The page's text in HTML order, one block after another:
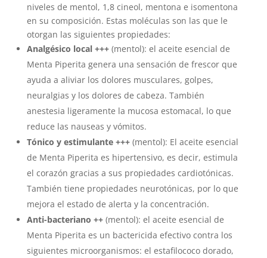
niveles de mentol, 1,8 cineol, mentona e isomentona
en su composición. Estas moléculas son las que le
otorgan las siguientes propiedades:
Analgésico local +++ (mentol): el aceite esencial de
Menta Piperita genera una sensación de frescor que
ayuda a aliviar los dolores musculares, golpes,
neuralgias y los dolores de cabeza. También
anestesia ligeramente la mucosa estomacal, lo que
reduce las nauseas y vómitos.
Tónico y estimulante +++ (mentol): El aceite esencial
de Menta Piperita es hipertensivo, es decir, estimula
el corazón gracias a sus propiedades cardiotónicas.
También tiene propiedades neurotónicas, por lo que
mejora el estado de alerta y la concentración.
Anti-bacteriano ++(mentol): el aceite esencial de
Menta Piperita es un bactericida efectivo contra los
siguientes microorganismos: el estafilococo dorado,